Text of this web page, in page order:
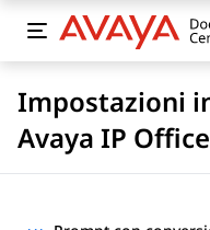
Impostazioni
Avaya IP Office